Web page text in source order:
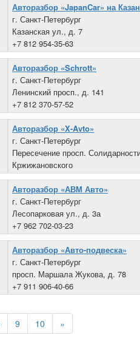
Авторазбор «JapanCar» на
г. Санкт-Петербург
Казанская ул., д. 7
+7 812 954-35-63
Авторазбор «Schrott»
г. Санкт-Петербург
Ленинский просп., д. 141
+7 812 370-57-52
Авторазбор «X-Avto»
г. Санкт-Петербург
Пересечение просп.
Кржижановского
+7 812 995-11-15
Авторазбор «АВМ Авто»
г. Санкт-Петербург
Лесопарковая ул., д. 3а
+7 962 702-03-23
Авторазбор «Авто-подвеска»
г. Санкт-Петербург
просп. Маршала Жукова, д. 78
+7 911 906-40-66
9 10 »